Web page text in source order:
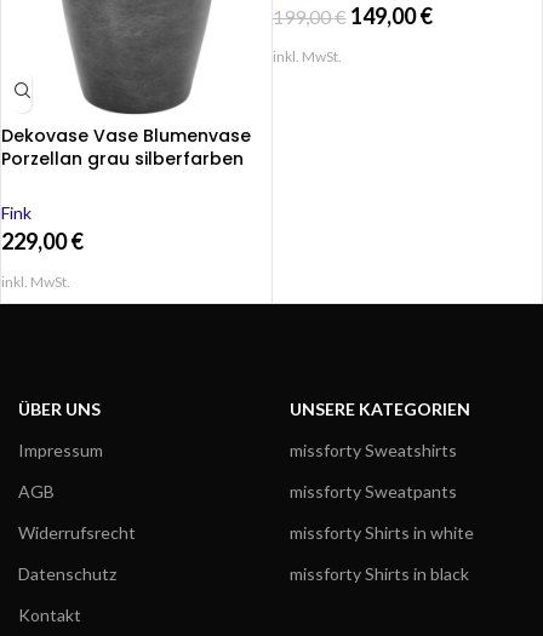
Dekovase Vase Blumenvase
Porzellan grau silberfarben
Fink
229,00€
inkl. MwSt.
199,00€ 149,00€
inkl. MwSt.
ÜBER UNS
Impressum
AGB
Widerrufsrecht
Datenschutz
Kontakt
UNSERE KATEGORIEN
missforty Sweatshirts
missforty Sweatpants
missforty Shirts in white
missforty Shirts in black